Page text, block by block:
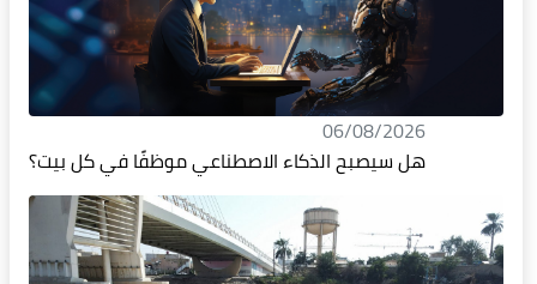
06/08/2026
هل سيصبح الذكاء الاصطناعي موظفًا في كل بيت؟